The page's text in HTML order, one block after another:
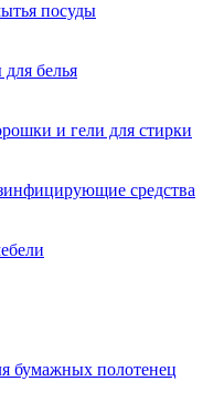
посуды
белья
и гели для стирки
средства
бумажных полотенец